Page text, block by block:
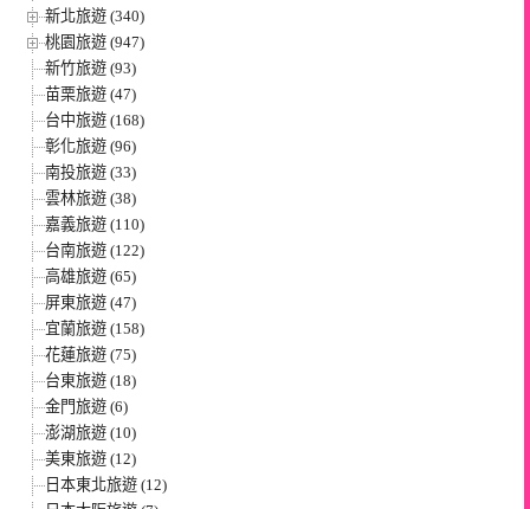
新北旅遊 (340)
桃園旅遊 (947)
新竹旅遊 (93)
苗栗旅遊 (47)
台中旅遊 (168)
彰化旅遊 (96)
南投旅遊 (33)
雲林旅遊 (38)
嘉義旅遊 (110)
台南旅遊 (122)
高雄旅遊 (65)
屏東旅遊 (47)
宜蘭旅遊 (158)
花蓮旅遊 (75)
台東旅遊 (18)
金門旅遊 (6)
澎湖旅遊 (10)
美東旅遊 (12)
日本東北旅遊 (12)